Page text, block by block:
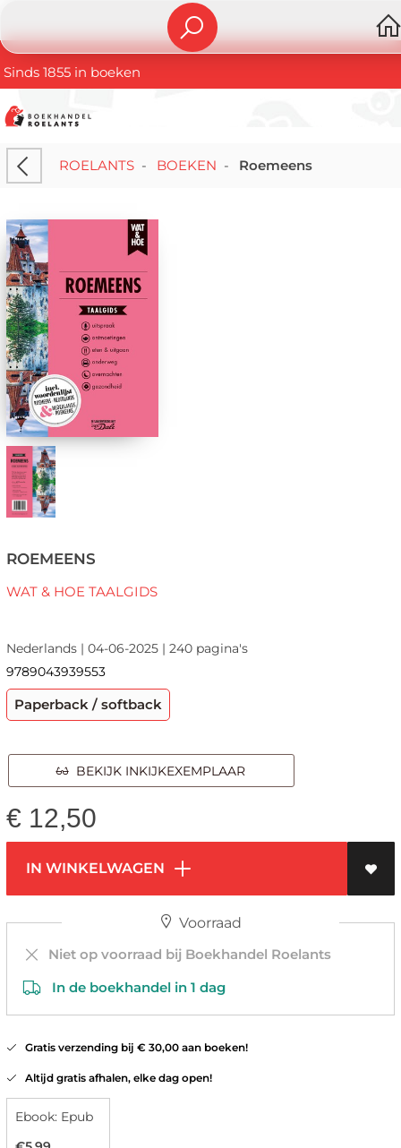
Sinds 1855 in boeken
ROELANTS- BOEKEN - Roemeens
ROEMEENS
WAT & HOE TAALGIDS
Nederlands | 04-06-2025 | 240 pagina's
9789043939553
Paperback / softback
BEKIJK INKIJKEXEMPLAAR
€ 12,50
IN WINKELWAGEN
Voorraad
Niet op voorraad bij Boekhandel Roelants
In de boekhandel in 1 dag
Gratis verzending bij € 30,00 aan boeken!
Altijd gratis afhalen, elke dag open!
Ebook: Epub